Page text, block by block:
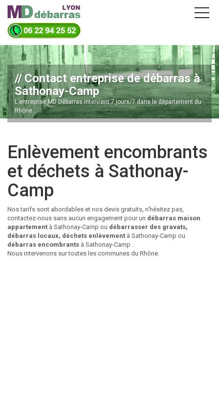
Contact entreprise de débarras à
Sathonay-Camp
L'entreprise MD Débarras intervient 7 jours/7 dans le département du
Rhône.
Enlèvement encombrants
et déchets à Sathonay-
Camp
Nos tarifs sont abordables et nos devis gratuits, n'hésitez pas,
contactez-nous sans aucun engagement pour un débarras maison
appartement à Sathonay-Camp ou débarrasser des gravats,
débarras locaux, déchets enlèvement à Sathonay-Camp ou
débarras encombrants à Sathonay-Camp .
Nous intervenons sur toutes les communes du Rhône.